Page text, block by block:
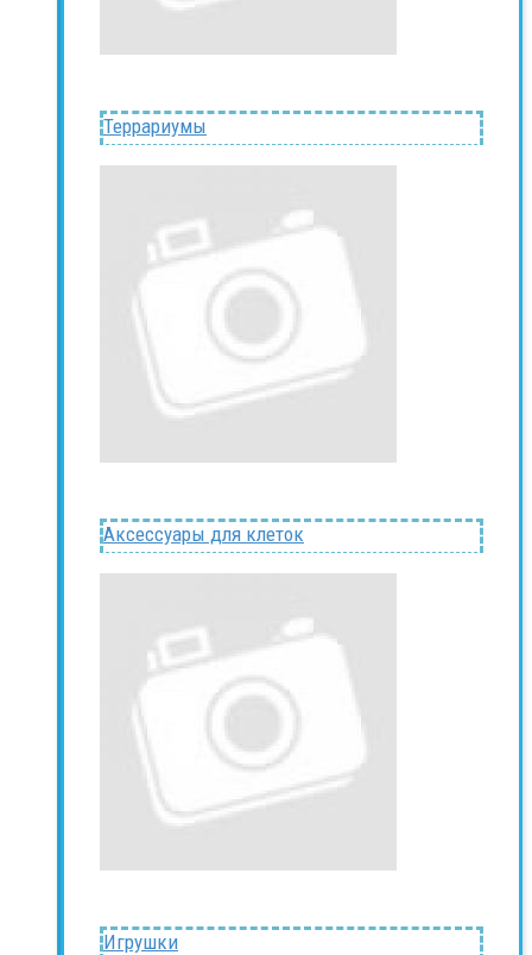
Террариумы
Аксессуары для клеток
Игрушки